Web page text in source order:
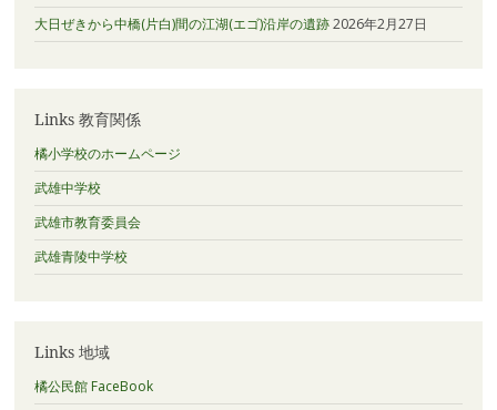
大日ぜきから中橋(片白)間の江湖(エゴ)沿岸の遺跡2026年2月27日
Links 教育関係
橘小学校のホームページ
武雄中学校
武雄市教育委員会
武雄青陵中学校
Links 地域
橘公民館 FaceBook